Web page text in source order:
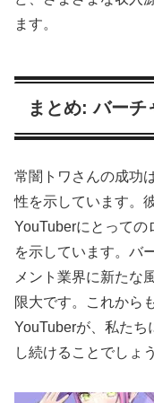
ます。
まとめ: バー
常闇トワさんの成功
性を示しています。
YouTuberにとっての
を示しています。バ
メント業界に新たな
限大です。これから
YouTuberが、私たち
し続けることでしょう